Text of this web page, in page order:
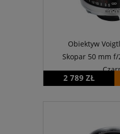
Obiektyw
Skopar 50 mm
2 789 ZŁ